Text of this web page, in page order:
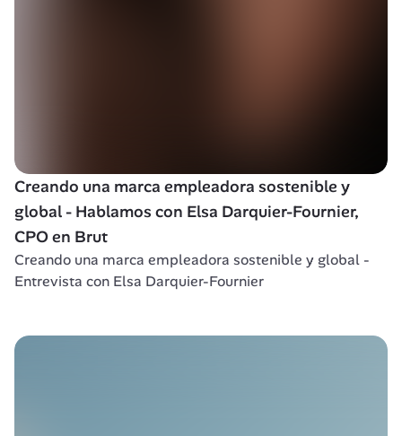
Creando una marca empleadora sostenible y
global - Hablamos con Elsa Darquier-Fournier,
CPO en Brut
Creando una marca empleadora sostenible y global -
Entrevista con Elsa Darquier-Fournier